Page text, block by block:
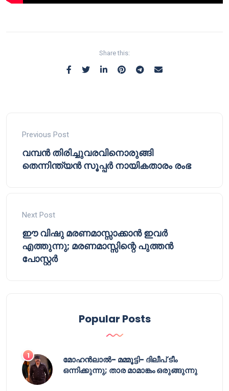
Share this:
Previous Post
വമ്പൻ തിരിച്ചുവരവിനൊരുങ്ങി
തെന്നിന്ത്യൻ സൂപ്പർ നായികതാരം രംഭ
Next Post
ഈ വിഷു മരണമാസ്സാക്കാൻ ഇവർ
എത്തുന്നു; മരണമാസ്സിന്റെ പുത്തൻ
പോസ്റ്റർ
Popular Posts
മോഹൻലാൽ- മമ്മൂട്ടി- ദിലീപ് ടീം
ഒന്നിക്കുന്നു; താര മാമാങ്കം ഒരുങ്ങുന്നു